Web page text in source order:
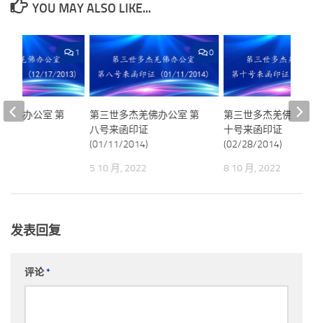
YOU MAY ALSO LIKE...
0
第三世多杰羌佛办公室 第
八号来函印证
(01/11/2014)
5 10 月, 2022
第三世多杰羌佛办
十号来函印证
(02/28/2014)
8 10 月, 2022
1
羌佛办公室 第
发表回复
评论*